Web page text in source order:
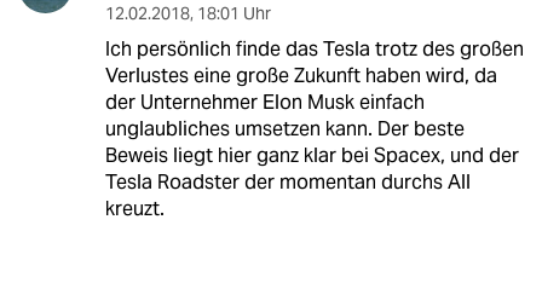
12.02.2018, 18:01 Uhr
Ich persönlich finde das Tesla trotz des großen
Verlustes eine große Zukunft haben wird, da
der Unternehmer Elon Musk einfach
unglaubliches umsetzen kann. Der beste
Beweis liegt hier ganz klar bei Spacex, und der
Tesla Roadster der momentan durchs All
kreuzt.